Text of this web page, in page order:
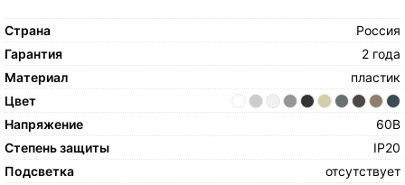
Страна
Россия
Гарантия
2 года
Материал
пластик
Цвет
Напряжение
60В
Степень защиты
IP20
Подсветка
отсутствует